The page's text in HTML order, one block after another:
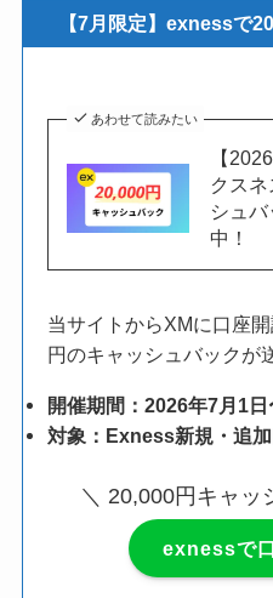
【7月限定】exnessで
あわせて読みたい
【
クス
シュ
中！
当サイトからXMに口座
円のキャッシュバックが
開催期間：2026年7月1日
対象：Exness新規・追
＼ 20,000円キャッ
exnessで